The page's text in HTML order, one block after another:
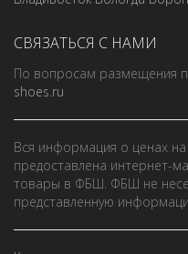
СВЯЗАТЬСЯ С НАМИ
По вопросам размещения
shoes.ru
Вся информация о ценах
предоставлена интернет-
товары в ФБШ. ФБШ не
представленную